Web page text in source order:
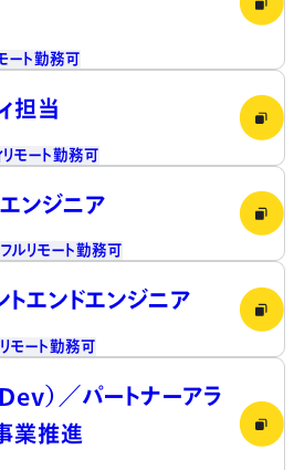
ート勤務可
担当
リモート勤務可
エンジニア
フルリモート勤務可
トエンドエンジニア
リモート勤務可
）／パートナーアラ
業推進